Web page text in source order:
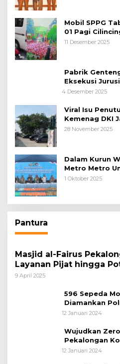
Mobil SPPG
01 Pagi
11 Desember 2025
Pabrik
Eksekusi
Tangerang,
4 Desember 2025
Viral Isu
Kemenag DKI
28 November 2025
Dalam Kurun
Metro Metro
1 Oktober 2025
Pantura
Masjid al-Fairus
Layanan Pijat hingga
bagi Pemudik Lebaran
9 April 2025
596 Sepeda
Diamankan
12 Januari 2024
Wujudkan
Pekalongan
Kepada Pelajar
12 Januari 2024